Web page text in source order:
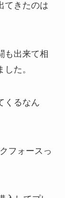
てきたのは
も出来て相
た。
くるなん
フォースっ